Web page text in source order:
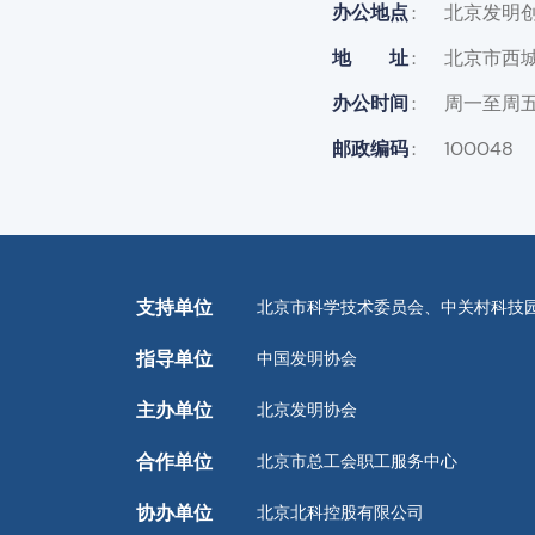
办公地点
北京发明
地址
北京市西
办公时间
周一至周
邮政编码
100048
支持单位 北京市科学技术委员会、中关村科技
指导单位 中国发明协会
主办单位 北京发明协会
合作单位 北京市总工会职工服务中心
协办单位 北京北科控股有限公司